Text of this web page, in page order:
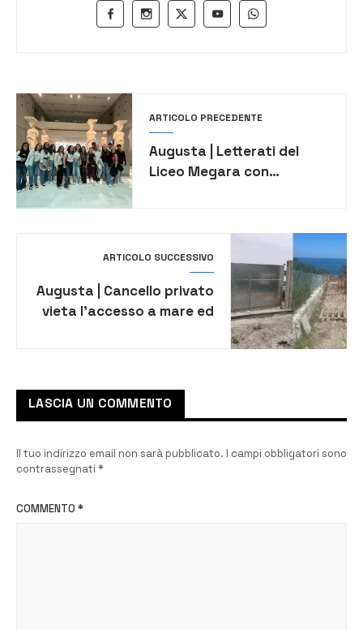
ARTICOLO PRECEDENTE
Augusta | Letterati del
Liceo Megara con
ARTICOLO SUCCESSIVO
Augusta | Cancello privato
vieta l’accesso a mare ed
LASCIA UN COMMENTO
Il tuo indirizzo email non sarà pubblicato. I campi obbligatori sono
contrassegnati *
COMMENTO *